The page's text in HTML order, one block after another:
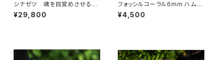
シナゼツ 魂を目覚めさせる
「内なる錬金術の石」
¥29,800
フォッシルコーラル6mm ハムサ
ハンド
¥4,500